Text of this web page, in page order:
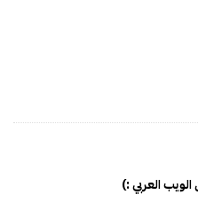
العربي :)